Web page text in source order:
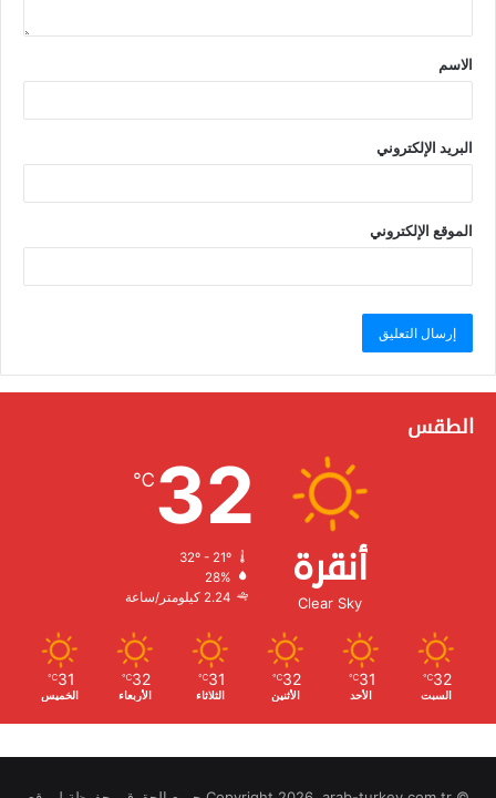
الاسم
البريد الإلكتروني
الموقع الإلكتروني
الطقس
أنقرة
Clear Sky
32
℃
32º - 21º
الرطوبة:
الرياح:
32
℃
السبت
31
℃
الأحد
32
℃
الأثنين
31
℃
الثلاثاء
32
℃
الأربعاء
31
℃
الخميس